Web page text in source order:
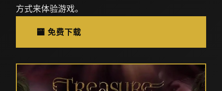
方式来体验游戏。
🏧 免费下载